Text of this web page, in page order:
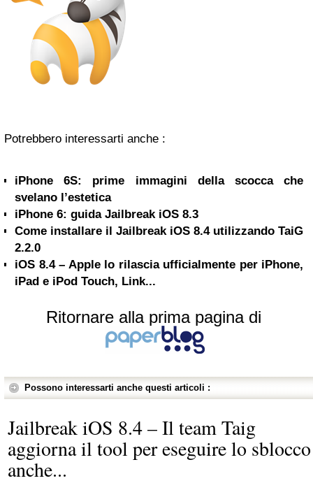
Potrebbero interessarti anche :
iPhone 6S: prime immagini della scocca che
svelano l’estetica
iPhone 6: guida Jailbreak iOS 8.3
Come installare il Jailbreak iOS 8.4 utilizzando TaiG
2.2.0
iOS 8.4 – Apple lo rilascia ufficialmente per iPhone,
iPad e iPod Touch, Link...
Ritornare alla prima pagina di
Possono interessarti anche questi articoli :
Jailbreak iOS 8.4 – Il team Taig
aggiorna il tool per eseguire lo sblocco
anche...